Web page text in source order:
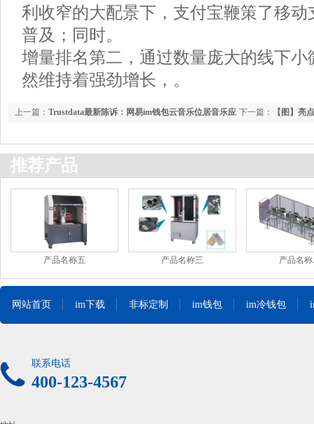
利收窄的大配景下，支付宝鞭策了移动
普及；同时。
增量排名第二，通过数量庞大的线下小
然维持着强劲增长，。
下一篇： 【图】亮
上一篇： Trustdata最新陈诉：网易im钱包云音乐位居音乐应
推荐产品
产品名称五 产品名称三 产品名
网站首页 im下载 非标定制 im钱包 im冷钱包
联系电话
400-123-4567